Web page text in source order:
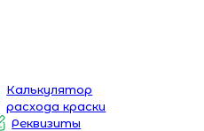
Калькулятор
расхода краски
Реквизиты